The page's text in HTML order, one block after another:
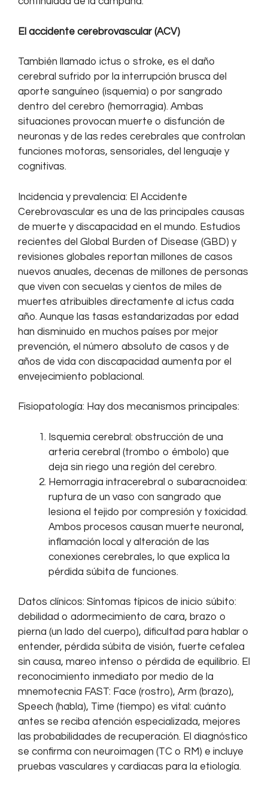
El accidente cerebrovascular (ACV)
También llamado ictus o stroke, es el daño
cerebral sufrido por la interrupción brusca del
aporte sanguíneo (isquemia) o por sangrado
dentro del cerebro (hemorragia). Ambas
situaciones provocan muerte o disfunción de
neuronas y de las redes cerebrales que controlan
funciones motoras, sensoriales, del lenguaje y
cognitivas.
Incidencia y prevalencia: El Accidente
Cerebrovascular es una de las principales causas
de muerte y discapacidad en el mundo. Estudios
recientes del Global Burden of Disease (GBD) y
revisiones globales reportan millones de casos
nuevos anuales, decenas de millones de personas
que viven con secuelas y cientos de miles de
muertes atribuibles directamente al ictus cada
año. Aunque las tasas estandarizadas por edad
han disminuido en muchos países por mejor
prevención, el número absoluto de casos y de
años de vida con discapacidad aumenta por el
envejecimiento poblacional.
Fisiopatología: Hay dos mecanismos principales:
Isquemia cerebral: obstrucción de una
arteria cerebral (trombo o émbolo) que
deja sin riego una región del cerebro.
Hemorragia intracerebral o subaracnoidea:
ruptura de un vaso con sangrado que
lesiona el tejido por compresión y toxicidad.
Ambos procesos causan muerte neuronal,
inflamación local y alteración de las
conexiones cerebrales, lo que explica la
pérdida súbita de funciones.
Datos clínicos: Síntomas típicos de inicio súbito:
debilidad o adormecimiento de cara, brazo o
pierna (un lado del cuerpo), dificultad para hablar o
entender, pérdida súbita de visión, fuerte cefalea
sin causa, mareo intenso o pérdida de equilibrio. El
reconocimiento inmediato por medio de la
mnemotecnia FAST: Face (rostro), Arm (brazo),
Speech (habla), Time (tiempo) es vital: cuánto
antes se reciba atención especializada, mejores
las probabilidades de recuperación. El diagnóstico
se confirma con neuroimagen (TC o RM) e incluye
pruebas vasculares y cardiacas para la etiología.